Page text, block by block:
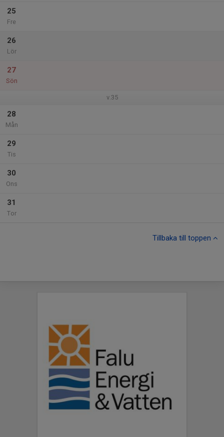
25
Fre
26
Lör
27
Sön
v.35
28
Mån
29
Tis
30
Ons
31
Tor
Tillbaka till toppen